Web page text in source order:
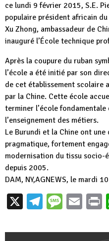
ce lundi 9 février 2015, S.E.
populaire président africain du
Xu Zhong, ambassadeur de
inauguré l’École technique
Après la coupure du ruban
l’école a été initié par son
de cet établissement scolaire
par la Chine. Cette école
terminer l’école
l’enseignement des métiers.
Le Burundi et la Chine ont
pragmatique, fortement
modernisation du tissu socio-
depuis 2005.
DAM, NY,AGNEWS, le mardi
X Telegram